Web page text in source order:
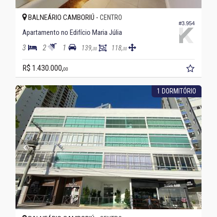
#3.954
BALNEÁRIO CAMBORIÚ - CENTRO
Apartamento no Edifício Maria Júlia
3 2 1 139,00 118,00
R$ 1.430.000,00
1 DORMITÓRIO